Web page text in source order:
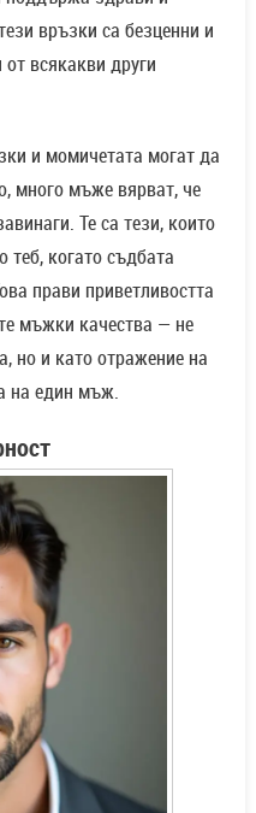
връзки са безценни и
всякакви други
и момичетата могат да
много мъже вярват, че
Те са тези, които
теб, когато съдбата
прави приветливостта
мъжки качества — не
но и като отражение на
на един мъж.